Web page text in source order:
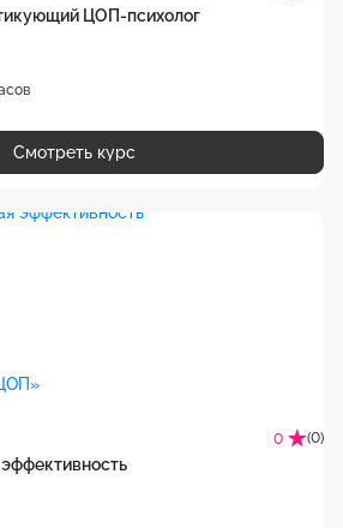
ЦОП-психолог
Смотреть курс
0 (0)